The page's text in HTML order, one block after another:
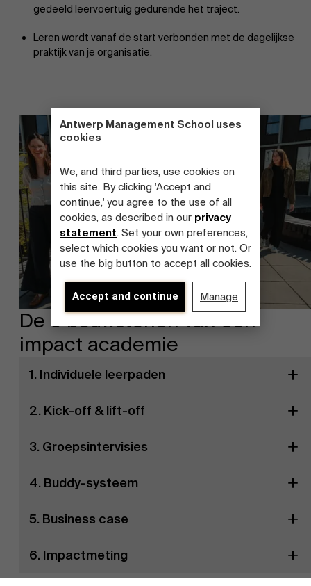
Antwerp Management School uses
cookies
We, and third parties, use cookies on
this site. By clicking 'Accept and
continue,' you agree to the use of all
cookies, as described in our privacy
statement. Set your own preferences,
select which cookies you want or not. Or
use the big button to accept all cookies.
Accept and continue Manage
Duurzaamheid op AMS
gedeeld leervoertuig gedurende het traject.
Leren wordt vanaf de start verbonden met de dagelijkse
praktijk van je organisatie.
De 6 bouwstenen van een
impact academie
1. Individuele leerpaden
2. Kick-off & lift-off
3. Groepsintervisies
4. Buddy-systeem
5. Business case
6. Impactmeting